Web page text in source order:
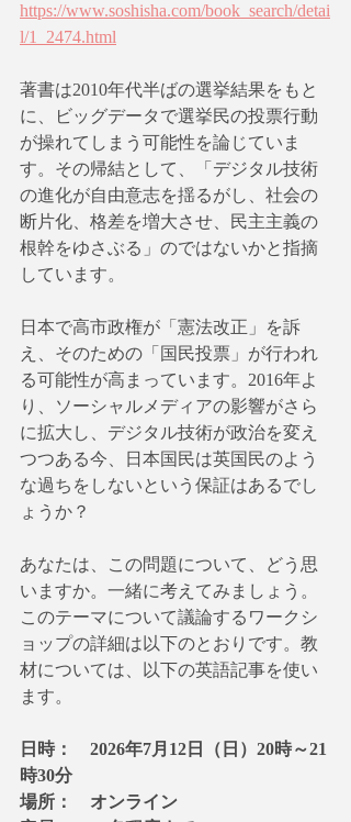
https://www.soshisha.com/book_search/detai
l/1_2474.html
著書は2010年代半ばの選挙結果をもと
に、ビッグデータで選挙民の投票行動
が操れてしまう可能性を論じていま
す。その帰結として、「デジタル技術
の進化が自由意志を揺るがし、社会の
断片化、格差を増大させ、民主主義の
根幹をゆさぶる」のではないかと指摘
しています。
日本で高市政権が「憲法改正」を訴
え、そのための「国民投票」が行われ
る可能性が高まっています。2016年よ
り、ソーシャルメディアの影響がさら
に拡大し、デジタル技術が政治を変え
つつある今、日本国民は英国民のよう
な過ちをしないという保証はあるでし
ょうか？
あなたは、この問題について、どう思
いますか。一緒に考えてみましょう。
このテーマについて議論するワークシ
ョップの詳細は以下のとおりです。教
材については、以下の英語記事を使い
ます。
日時：　2026年7月12日（日）20時～21
時30分
場所：　オンライン